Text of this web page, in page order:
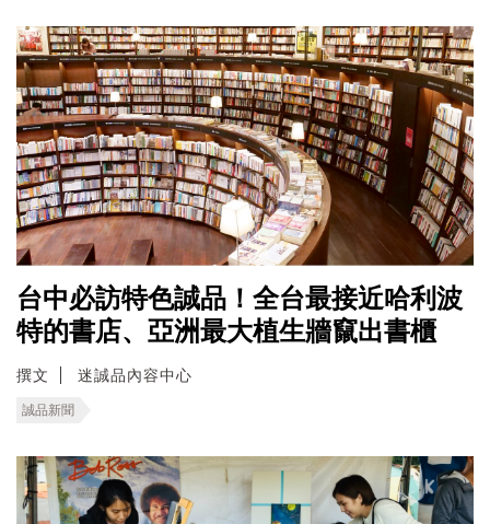
台中必訪特色誠品！全台最接近哈利波
特的書店、亞洲最大植生牆竄出書櫃
撰文 迷誠品內容中心
誠品新聞